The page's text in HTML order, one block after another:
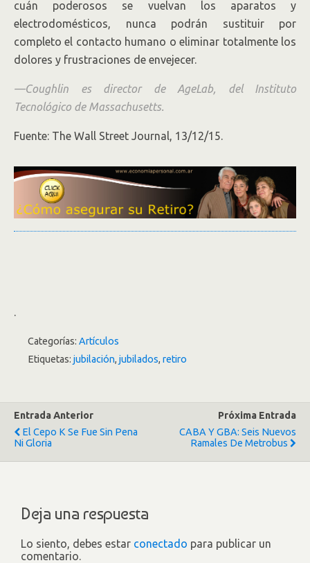
cuán poderosos se vuelvan los aparatos y
electrodomésticos, nunca podrán sustituir por
completo el contacto humano o eliminar totalmente los
dolores y frustraciones de envejecer.
—Coughlin es director de AgeLab, del Instituto
Tecnológico de Massachusetts.
Fuente: The Wall Street Journal, 13/12/15.
.
Categorías: Artículos
Etiquetas: jubilación, jubilados, retiro
Entrada Anterior
El Cepo K Se Fue Sin Pena
Ni Gloria
Próxima Entrada
CABA Y GBA: Seis Nuevos
Ramales De Metrobus
Deja una respuesta
Lo siento, debes estar conectado para publicar un
comentario.